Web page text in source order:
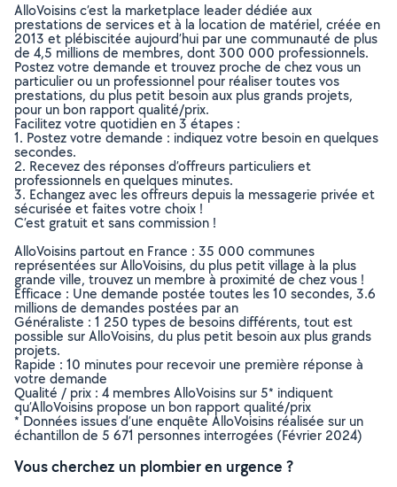
AlloVoisins c’est la marketplace leader dédiée aux
prestations de services et à la location de matériel, créée en
2013 et plébiscitée aujourd’hui par une communauté de plus
de 4,5 millions de membres, dont 300 000 professionnels.
Postez votre demande et trouvez proche de chez vous un
particulier ou un professionnel pour réaliser toutes vos
prestations, du plus petit besoin aux plus grands projets,
pour un bon rapport qualité/prix.
Facilitez votre quotidien en 3 étapes :
1. Postez votre demande : indiquez votre besoin en quelques
secondes.
2. Recevez des réponses d’offreurs particuliers et
professionnels en quelques minutes.
3. Echangez avec les offreurs depuis la messagerie privée et
sécurisée et faites votre choix !
C’est gratuit et sans commission !
AlloVoisins partout en France : 35 000 communes
représentées sur AlloVoisins, du plus petit village à la plus
grande ville, trouvez un membre à proximité de chez vous !
Efficace : Une demande postée toutes les 10 secondes, 3.6
millions de demandes postées par an
Généraliste : 1 250 types de besoins différents, tout est
possible sur AlloVoisins, du plus petit besoin aux plus grands
projets.
Rapide : 10 minutes pour recevoir une première réponse à
votre demande
Qualité / prix : 4 membres AlloVoisins sur 5* indiquent
qu’AlloVoisins propose un bon rapport qualité/prix
* Données issues d’une enquête AlloVoisins réalisée sur un
échantillon de 5 671 personnes interrogées (Février 2024)
Vous cherchez un plombier en urgence ?